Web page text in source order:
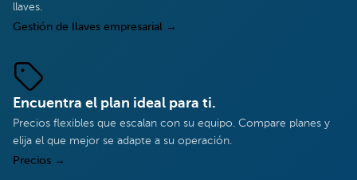
llaves.
Gestión de llaves empresarial
→
Encuentra el plan ideal para ti.
Precios flexibles que escalan con su equipo. Compare planes y
elija el que mejor se adapte a su operación.
Precios →